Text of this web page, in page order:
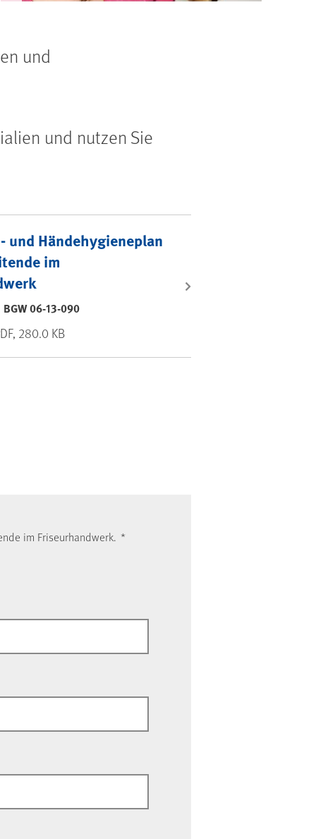
und
und nutzen Sie
und Händehygieneplan
im
06-13-090
280.0 KB
im Friseurhandwerk. *